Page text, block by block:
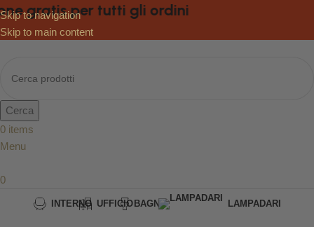
Skip to navigation
Skip to main content
gratis per tutti gli ordini
Cerca
0 items
Menu
0
INTERNO UFFICIO BAGNO LAMPADARI